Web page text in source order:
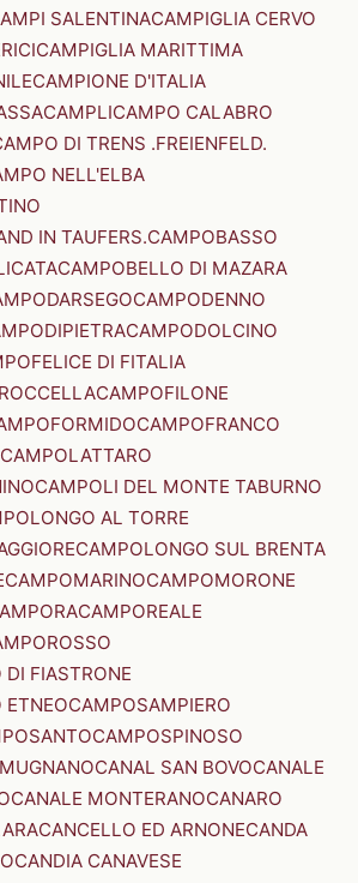
SALENTINACAMPIGLIA CERVO
CAMPIGLIA MARITTIMA
CAMPIONE D'ITALIA
CAMPLICAMPO CALABRO
DI TRENS .FREIENFELD.
NELL'ELBA
IN TAUFERS.CAMPOBASSO
CAMPOBELLO DI MAZARA
CAMPODENNO
CAMPODOLCINO
DI FITALIA
CAMPOFILONE
CAMPOFRANCO
CAMPOLATTARO
CAMPOLI DEL MONTE TABURNO
AL TORRE
CAMPOLONGO SUL BRENTA
CAMPOMARINOCAMPOMORONE
CAMPOREALE
FIASTRONE
ETNEOCAMPOSAMPIERO
CAMPOSPINOSO
CANAL SAN BOVOCANALE
CANALE MONTERANOCANARO
CANCELLO ED ARNONECANDA
CANDIA CANAVESE